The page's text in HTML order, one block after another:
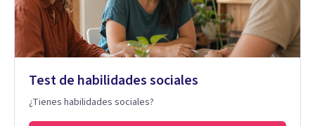
Test de habilidades sociales
¿Tienes habilidades sociales?